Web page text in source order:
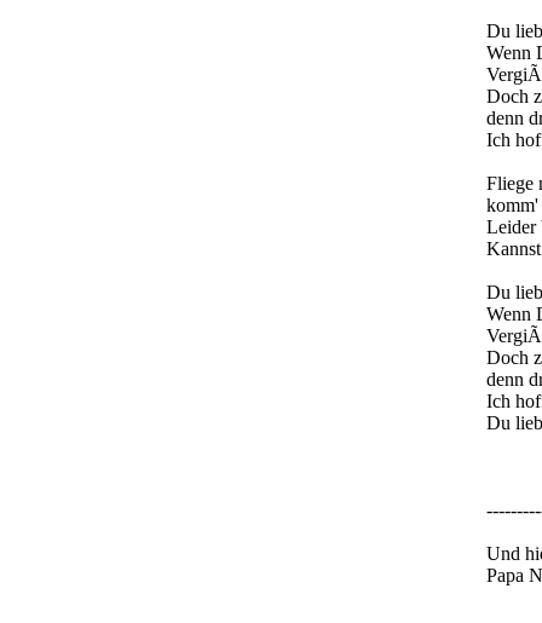
Du
Wenn
Doch
denn
Ich
Fliege
komm'
Leider
Du
Wenn
Doch
denn
Ich
Du
Und
Papa